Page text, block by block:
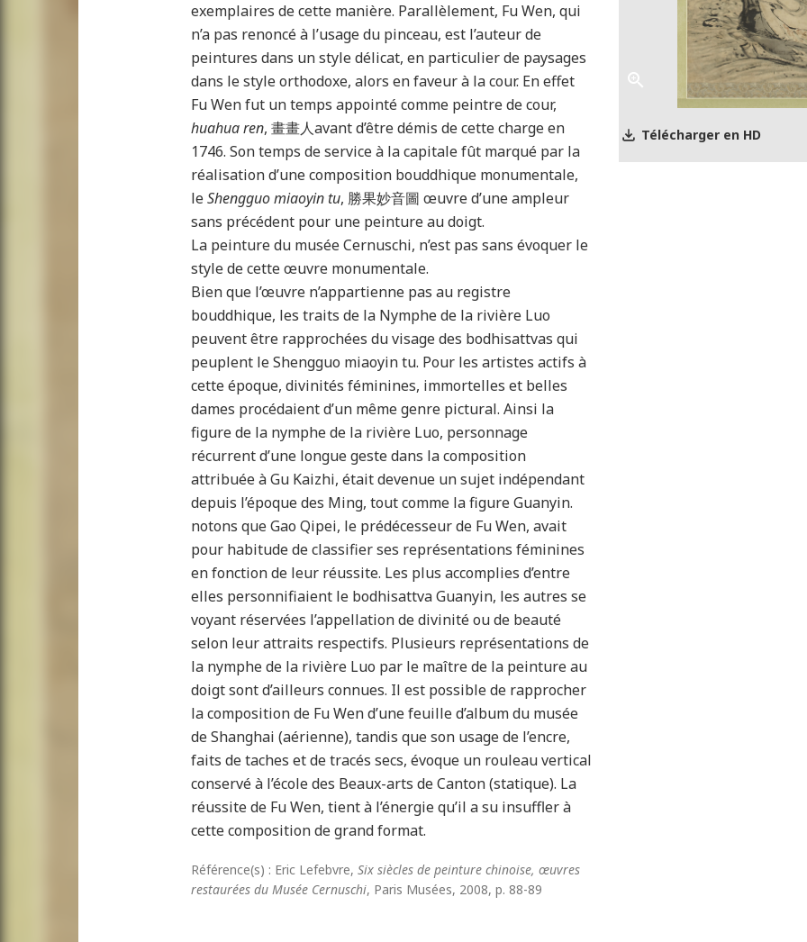
exemplaires de cette manière. Parallèlement, Fu Wen, qui
n’a pas renoncé à l’usage du pinceau, est l’auteur de
peintures dans un style délicat, en particulier de paysages
dans le style orthodoxe, alors en faveur à la cour. En effet
Fu Wen fut un temps appointé comme peintre de cour,
huahua ren, 畫畫人avant d’être démis de cette charge en
1746. Son temps de service à la capitale fût marqué par la
réalisation d’une composition bouddhique monumentale,
leShengguo miaoyin tu, 勝果妙音圖 œuvre d’une ampleur
sans précédent pour une peinture au doigt.
La peinture du musée Cernuschi, n’est pas sans évoquer le
style de cette œuvre monumentale.
Bien que l’œuvre n’appartienne pas au registre
bouddhique, les traits de la Nymphe de la rivière Luo
peuvent être rapprochées du visage des bodhisattvas qui
peuplent le Shengguo miaoyin tu. Pour les artistes actifs à
cette époque, divinités féminines, immortelles et belles
dames procédaient d’un même genre pictural. Ainsi la
figure de la nymphe de la rivière Luo, personnage
récurrent d’une longue geste dans la composition
attribuée à Gu Kaizhi, était devenue un sujet indépendant
depuis l’époque des Ming, tout comme la figure Guanyin.
notons que Gao Qipei, le prédécesseur de Fu Wen, avait
pour habitude de classifier ses représentations féminines
en fonction de leur réussite. Les plus accomplies d’entre
elles personnifiaient le bodhisattva Guanyin, les autres se
voyant réservées l’appellation de divinité ou de beauté
selon leur attraits respectifs. Plusieurs représentations de
la nymphe de la rivière Luo par le maître de la peinture au
doigt sont d’ailleurs connues. Il est possible de rapprocher
la composition de Fu Wen d’une feuille d’album du musée
de Shanghai (aérienne), tandis que son usage de l’encre,
faits de taches et de tracés secs, évoque un rouleau vertical
conservé à l’école des Beaux-arts de Canton (statique). La
réussite de Fu Wen, tient à l’énergie qu’il a su insuffler à
cette composition de grand format.
Référence(s) : Eric Lefebvre, Six siècles de peinture chinoise, œuvres
restaurées du Musée Cernuschi, Paris Musées, 2008, p. 88-89
Télécharger en HD